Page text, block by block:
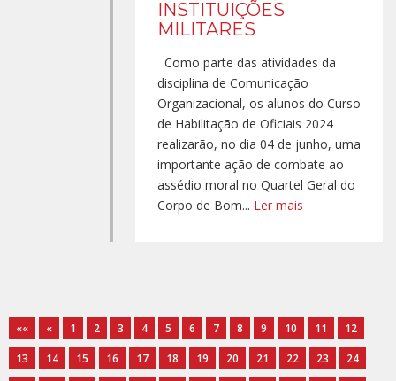
INSTITUIÇÕES
MILITARES
Como parte das atividades da
disciplina de Comunicação
Organizacional, os alunos do Curso
de Habilitação de Oficiais 2024
realizarão, no dia 04 de junho, uma
importante ação de combate ao
assédio moral no Quartel Geral do
Corpo de Bom... Ler mais
«« « 1 2 3 4 5 6 7 8 9 10 11
12
13
14 15 16 17 18 19 20 21 22 23
24